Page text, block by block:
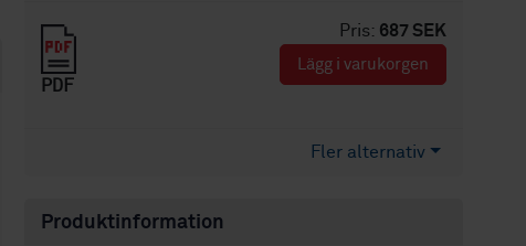
Pris: 687 SEK
PDF
Lägg i varukorgen
Fler alternativ
Produktinformation